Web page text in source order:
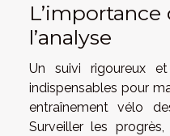
l’analyse
Un suivi rigoureux
indispensables pour
entraînement vélo
Surveiller les progrès,